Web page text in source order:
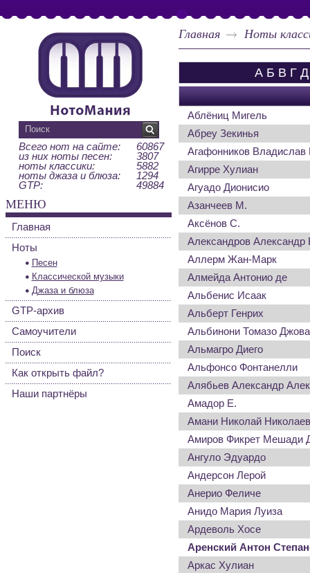
Главная Ноты
А Б В Г Д
Аблёниц Мигель
Абреу Зекинья
Агафонников Владислав
Агирре Хулиан
Агуадо Дионисио
Азанчеев М.
Аксёнов С.
Александров Александр
Аллерм Жан-Марк
Алмейда Антонио де
Альбенис Исаак
Альберт Генрих
Альбинони Томазо
Альмагро Диего
Альфонсо Фонтанелли
Алябьев Александр
Амадор Е.
Амани Николай
Амиров Фикрет Мешади
Ангуло Эдуардо
Андерсон Лерой
Анерио Феличе
Анидо Мария Луиза
Ардеволь Хосе
Аренский Антон
Аркас Хулиан
Всего нот на сайте:
60867
из них ноты песен:
3807
ноты классики:
5882
ноты джаза и блюза:
1294
GTP:
49884
МЕНЮ
Главная
Ноты
Песен
Классической музыки
Джаза и блюза
GTP-архив
Самоучители
Поиск
Как открыть файл?
Наши партнёры